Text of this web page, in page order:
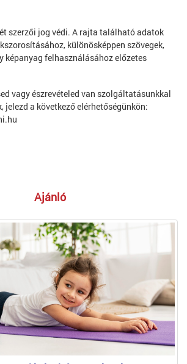
szerzői jog védi. A rajta található adatok
különösképpen szövegek,
képanyag felhasználásához előzetes
vagy észrevételed van szolgáltatásunkkal
jelezd a következő elérhetőségünkön:
Ajánló